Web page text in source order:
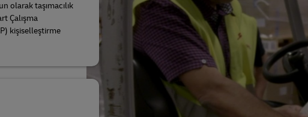
olarak taşımacılık
Çalışma
kişiselleştirme